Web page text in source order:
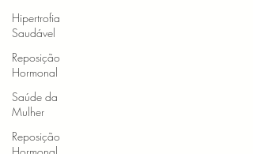
Hipertrofia
Saudável
Reposição
Hormonal
Saúde da
Mulher
Reposição